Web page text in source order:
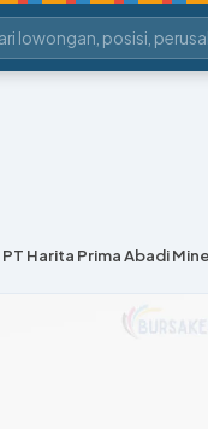
PT Harita Prima Abadi